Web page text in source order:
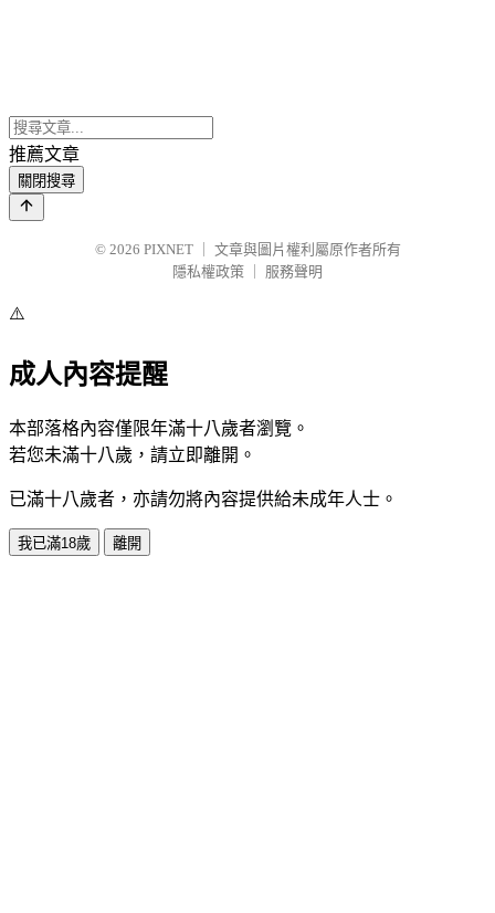
推薦文章
關閉搜尋
© 2026 PIXNET
文章與圖片權利屬原作者所有
隱私權政策
服務聲明
⚠️
成人內容提醒
本部落格內容僅限年滿十八歲者瀏覽。
若您未滿十八歲，請立即離開。
已滿十八歲者，亦請勿將內容提供給未成年人士。
我已滿18歲 離開